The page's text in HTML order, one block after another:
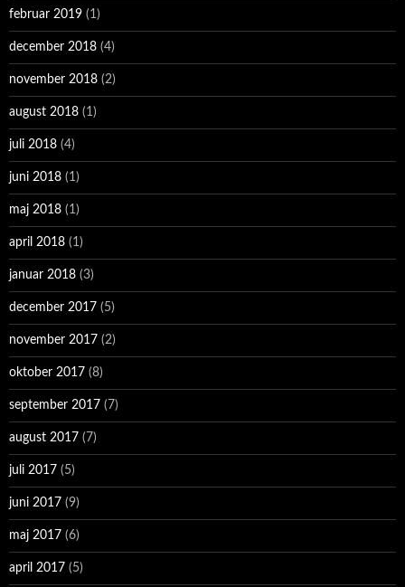
februar 2019 (1)
december 2018 (4)
november 2018 (2)
august 2018 (1)
juli 2018 (4)
juni 2018 (1)
maj 2018 (1)
april 2018 (1)
januar 2018 (3)
december 2017 (5)
november 2017 (2)
oktober 2017 (8)
september 2017 (7)
august 2017 (7)
juli 2017 (5)
juni 2017 (9)
maj 2017 (6)
april 2017 (5)